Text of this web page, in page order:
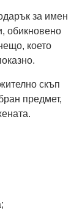
за имен
обикновено
което
скъп
предмет,